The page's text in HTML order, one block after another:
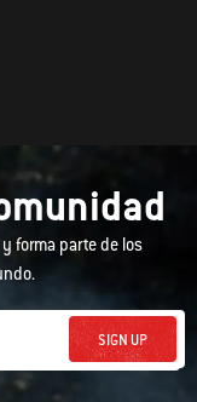
forma parte de los
SIGN UP